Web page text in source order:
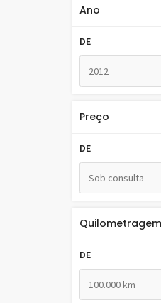
Ano
DE
2012
Preço
DE
Sob consulta
Quilometragem
DE
100.000 km